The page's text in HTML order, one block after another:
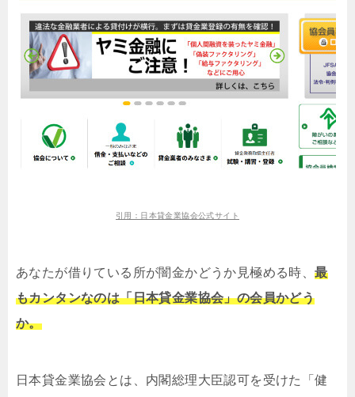
引用：日本貸金業協会公式サイト
あなたが借りている所が闇金かどうか見極める時、最
もカンタンなのは「日本貸金業協会」の会員かどう
か。
日本貸金業協会とは、内閣総理大臣認可を受けた「健